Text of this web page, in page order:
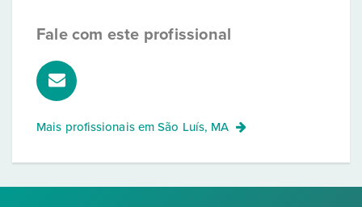
Fale com este profissional
Mais profissionais emSão Luís, MA